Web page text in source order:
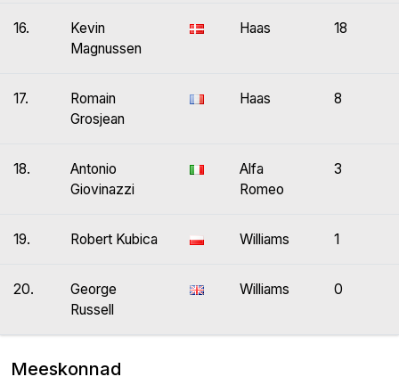
16.
Kevin
Magnussen
Haas 18
17.
Romain
Grosjean
Haas 8
18.
Antonio
Giovinazzi
Alfa
Romeo
3
19. Robert Kubica Williams 1
20.
George
Russell
Williams 0
Meeskonnad